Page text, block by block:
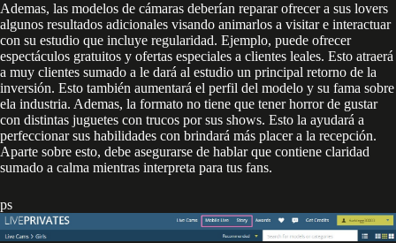
Ademas, las modelos de cámaras deberían reparar ofrecer a sus lovers
algunos resultados adicionales visando animarlos a visitar e interactuar
con su estudio que incluye regularidad. Ejemplo, puede ofrecer
espectáculos gratuitos y ofertas especiales a clientes leales. Esto atraerá
a muy clientes sumado a le dará al estudio un principal retorno de la
inversión. Esto también aumentará el perfil del modelo y su fama sobre
ela industria. Ademas, la formato no tiene que tener horror de gustar
con distintas juguetes con trucos por sus shows. Esto la ayudará a
perfeccionar sus habilidades con brindará más placer a la recepción.
Aparte sobre esto, debe asegurarse de hablar que contiene claridad
sumado a calma mientras interpreta para tus fans.
ps